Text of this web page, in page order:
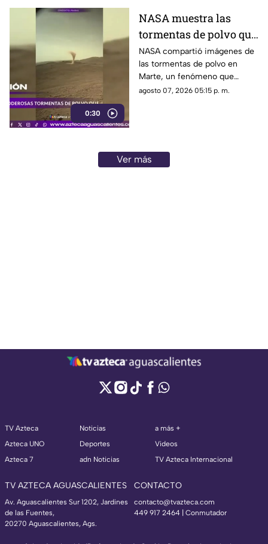
0:30
NASA muestra las
tormentas de polvo que
cubren Marte
NASA compartió imágenes de
las tormentas de polvo en
Marte, un fenómeno que
puede extenderse por miles de
agosto 07, 2026 05:15 p. m.
Ver más
TV Azteca
Azteca UNO
Azteca 7
Noticias
Deportes
adn Noticias
a más +
Videos
TV Azteca Internacional
TV AZTECA AGUASCALIENTES
Av. Aguascalientes Sur 1202, Jardines
de las Fuentes,
20270 Aguascalientes, Ags.
CONTACTO
contacto@tvazteca.com
449 917 2464 | Conmutador